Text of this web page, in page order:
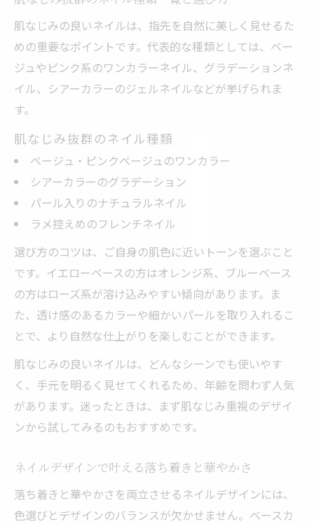
肌なじみの良いネイルは、指先を自然に美しく見せるた
めの重要なポイントです。代表的な種類としては、ベー
ジュやピンク系のワンカラーネイル、グラデーションネ
イル、シアーカラーのジェルネイルなどが挙げられま
す。
肌なじみ抜群のネイル種類
ベージュ・ピンクベージュのワンカラー
シアーカラーのグラデーション
パール入りのナチュラルネイル
ラメ控えめのフレンチネイル
選び方のコツは、ご自身の肌色に近いトーンを選ぶこと
です。イエローベースの方はオレンジ系、ブルーベース
の方はローズ系が溶け込みやすい傾向があります。ま
た、透け感のあるカラーや細かいパールを取り入れるこ
とで、より自然な仕上がりを楽しむことができます。
肌なじみの良いネイルは、どんなシーンでも使いやす
く、手元を明るく見せてくれるため、年齢を問わず人気
があります。迷ったときは、まず肌なじみ重視のデザイ
ンから試してみるのもおすすめです。
ネイルデザインで叶える落ち着きと華やかさ
落ち着きと華やかさを両立させるネイルデザインには、
色選びとデザインのバランスが欠かせません。ベースカ